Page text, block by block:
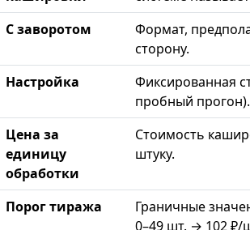
С заворотом
Формат,
сторону.
Настройка
Фиксированная
пробный прогон).
Цена за
единицу
обработки
Стоимость
штуку.
Порог тиража
Граничные
0–49 шт. → 102 ₽/